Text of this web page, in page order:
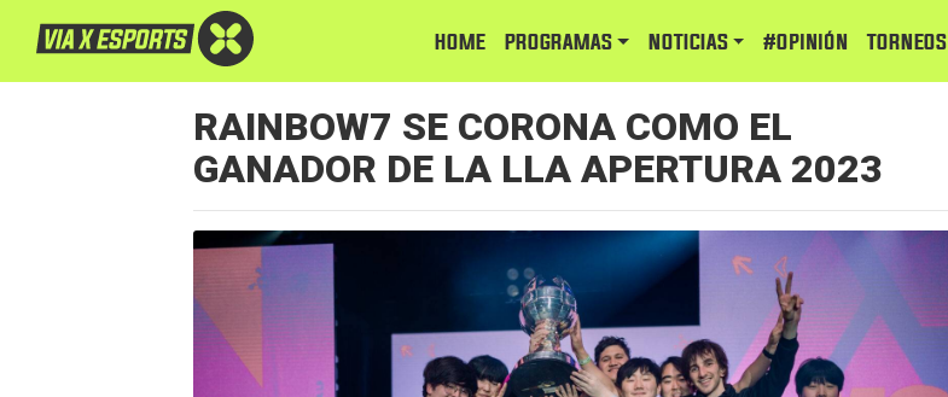
HOME PROGRAMAS NOTICIAS #Opinión TORNEOS
RAINBOW7 SE CORONA COMO EL
GANADOR DE LA LLA APERTURA 2023